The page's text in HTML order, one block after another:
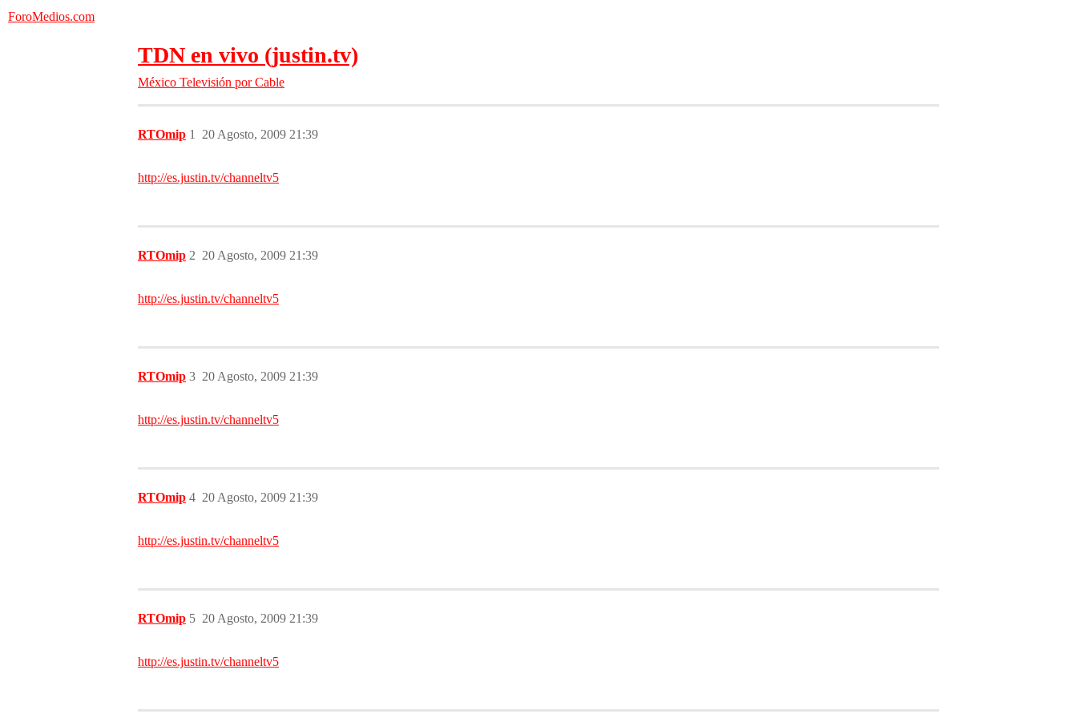
ForoMedios.com
TDN en vivo (justin.tv)
México Televisión por Cable
RTOmip 20 Agosto, 2009 21:39
1
http://es.justin.tv/channeltv5
RTOmip 20 Agosto, 2009 21:39
2
http://es.justin.tv/channeltv5
RTOmip 20 Agosto, 2009 21:39
3
http://es.justin.tv/channeltv5
RTOmip 20 Agosto, 2009 21:39
4
http://es.justin.tv/channeltv5
RTOmip 20 Agosto, 2009 21:39
5
http://es.justin.tv/channeltv5